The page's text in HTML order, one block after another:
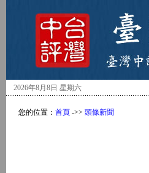
2026年8月8日 星期六
您的位置： 首頁 ->> 頭條新聞